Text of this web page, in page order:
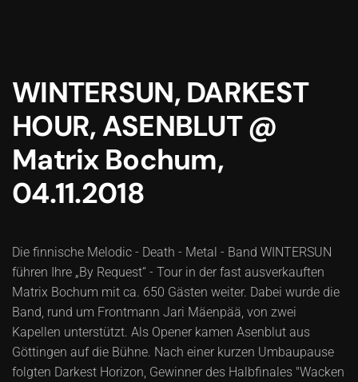
WINTERSUN, DARKEST
HOUR, ASENBLUT @
Matrix Bochum,
04.11.2018
Die finnische Melodic - Death - Metal - Band WINTERSUN
führen Ihre „By Request“ - Tour in der fast ausverkauften
Matrix Bochum mit ca. 650 Gästen weiter. Dabei wurde die
Band, rund um Frontmann Jari Mäenpää, von zwei
Kapellen unterstützt. Als Opener kamen Asenblut aus
Göttingen auf die Bühne. Nach einer kurzen Umbaupause
folgten Darkest Horizon, Gewinner des Halbfinales "Wacken